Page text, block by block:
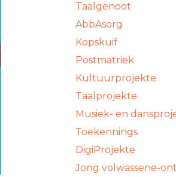
Taalgenoot
AbbAsorg
Kopskuif
Postmatriek
Kultuurprojekte
Taalprojekte
Musiek- en
Toekennings
DigiProjekte
Jong volwassene-